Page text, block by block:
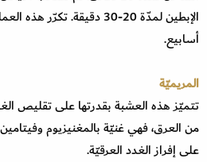
الإبطين لمدّة 20-30 دقيقة.
أسابيع.
المريميّة
تتميّز هذه العشبة بقدرتها على تقليص
على إفراز الغدد العرقيّة.